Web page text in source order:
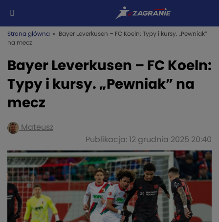
Strona główna » Bayer Leverkusen – FC Koeln: Typy i kursy. „Pewniak”
na mecz
Bayer Leverkusen – FC Koeln:
Typy i kursy. „Pewniak” na
mecz
Mateusz
Publikacja: 12 grudnia 2025 20:40